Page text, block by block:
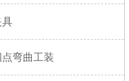
具
弯曲工装